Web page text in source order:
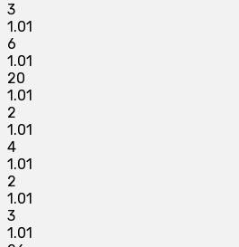
3
1.01
6
1.01
20
1.01
2
1.01
4
1.01
2
1.01
3
1.01